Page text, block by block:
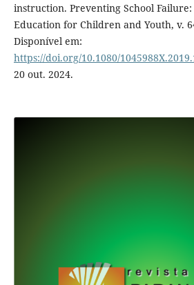
instruction. Preventing School
Education for Children and Youth, v.
Disponível em:
https://doi.org/10.1080/
20 out. 2024.